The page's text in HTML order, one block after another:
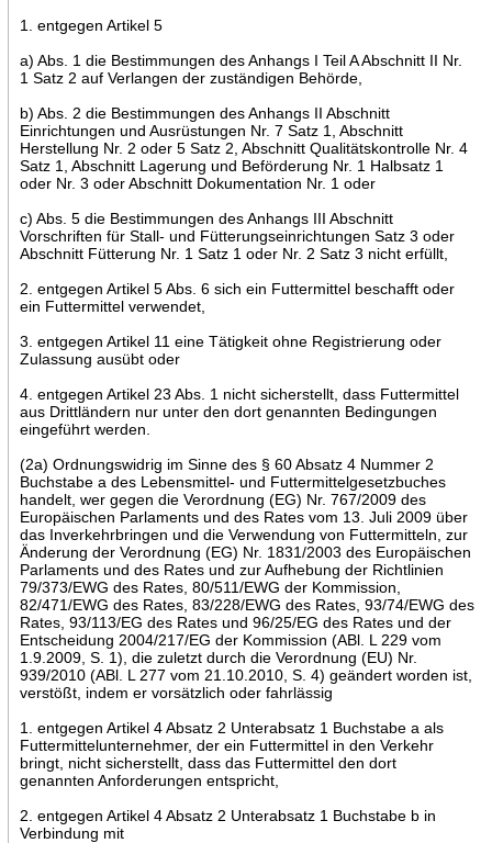
1. entgegen Artikel 5
a) Abs. 1 die Bestimmungen des Anhangs I Teil A Abschnitt II Nr.
1 Satz 2 auf Verlangen der zuständigen Behörde,
b) Abs. 2 die Bestimmungen des Anhangs II Abschnitt
Einrichtungen und Ausrüstungen Nr. 7 Satz 1, Abschnitt
Herstellung Nr. 2 oder 5 Satz 2, Abschnitt Qualitätskontrolle Nr. 4
Satz 1, Abschnitt Lagerung und Beförderung Nr. 1 Halbsatz 1
oder Nr. 3 oder Abschnitt Dokumentation Nr. 1 oder
c) Abs. 5 die Bestimmungen des Anhangs III Abschnitt
Vorschriften für Stall- und Fütterungseinrichtungen Satz 3 oder
Abschnitt Fütterung Nr. 1 Satz 1 oder Nr. 2 Satz 3 nicht erfüllt,
2. entgegen Artikel 5 Abs. 6 sich ein Futtermittel beschafft oder
ein Futtermittel verwendet,
3. entgegen Artikel 11 eine Tätigkeit ohne Registrierung oder
Zulassung ausübt oder
4. entgegen Artikel 23 Abs. 1 nicht sicherstellt, dass Futtermittel
aus Drittländern nur unter den dort genannten Bedingungen
eingeführt werden.
(2a) Ordnungswidrig im Sinne des § 60 Absatz 4 Nummer 2
Buchstabe a des Lebensmittel- und Futtermittelgesetzbuches
handelt, wer gegen die Verordnung (EG) Nr. 767/2009 des
Europäischen Parlaments und des Rates vom 13. Juli 2009 über
das Inverkehrbringen und die Verwendung von Futtermitteln, zur
Änderung der Verordnung (EG) Nr. 1831/2003 des Europäischen
Parlaments und des Rates und zur Aufhebung der Richtlinien
79/373/EWG des Rates, 80/511/EWG der Kommission,
82/471/EWG des Rates, 83/228/EWG des Rates, 93/74/EWG des
Rates, 93/113/EG des Rates und 96/25/EG des Rates und der
Entscheidung 2004/217/EG der Kommission (ABl. L 229 vom
1.9.2009, S. 1), die zuletzt durch die Verordnung (EU) Nr.
939/2010 (ABl. L 277 vom 21.10.2010, S. 4) geändert worden ist,
verstößt, indem er vorsätzlich oder fahrlässig
1. entgegen Artikel 4 Absatz 2 Unterabsatz 1 Buchstabe a als
Futtermittelunternehmer, der ein Futtermittel in den Verkehr
bringt, nicht sicherstellt, dass das Futtermittel den dort
genannten Anforderungen entspricht,
2. entgegen Artikel 4 Absatz 2 Unterabsatz 1 Buchstabe b in
Verbindung mit